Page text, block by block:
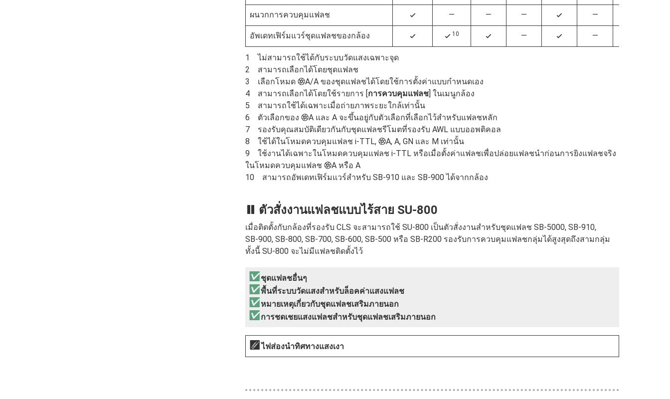
ผนวกการควบคุมแฟลช 4 — — — 4 —
อัพเดทเฟิร์มแวร์ชุดแฟลชของกล้อง 4 4 10 4 — 4 —
ไม่สามารถใช้ได้กับระบบวัดแสงเฉพาะจุด
สามารถเลือกได้โดยชุดแฟลช
เลือกโหมด qA/A ของชุดแฟลชได้โดยใช้การตั้งค่าแบบกำหนดเอง
สามารถเลือกได้โดยใช้รายการ [การควบคุมแฟลช] ในเมนูกล้อง
สามารถใช้ได้เฉพาะเมื่อถ่ายภาพระยะใกล้เท่านั้น
ตัวเลือกของ qA และ A จะขึ้นอยู่กับตัวเลือกที่เลือกไว้สำหรับแฟลชหลัก
รองรับคุณสมบัติเดียวกันกับชุดแฟลชรีโมตที่รองรับ AWL แบบออพติคอล
ใช้ได้ในโหมดควบคุมแฟลช i‑TTL, qA, A, GN และ M เท่านั้น
ใช้งานได้เฉพาะในโหมดควบคุมแฟลช i‑TTL หรือเมื่อตั้งค่าแฟลชเพื่อปล่อยแฟลชนำก่อนการยิงแฟลชจริง
ในโหมดควบคุมแฟลช qA หรือ A
สามารถอัพเดทเฟิร์มแวร์สำหรับ SB‑910 และ SB‑900 ได้จากกล้อง
ตัวสั่งงานแฟลชแบบไร้สาย SU‑800
เมื่อติดตั้งกับกล้องที่รองรับ CLS จะสามารถใช้ SU‑800 เป็นตัวสั่งงานสำหรับชุดแฟลช SB‑5000, SB‑910,
SB‑900, SB‑800, SB‑700, SB‑600, SB‑500 หรือ SB‑R200 รองรับการควบคุมแฟลชกลุ่มได้สูงสุดถึงสามกลุ่ม
ทั้งนี้ SU‑800 จะไม่มีแฟลชติดตั้งไว้
ชุดแฟลชอื่นๆ
พื้นที่ระบบวัดแสงสำหรับล็อคค่าแสงแฟลช
หมายเหตุเกี่ยวกับชุดแฟลชเสริมภายนอก
การชดเชยแสงแฟลชสำหรับชุดแฟลชเสริมภายนอก
ไฟส่องนำทิศทางแสงเงา